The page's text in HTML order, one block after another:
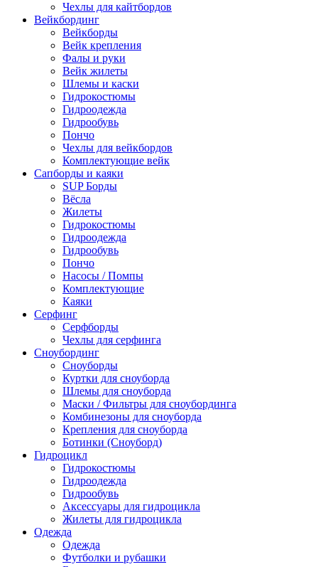
Чехлы для кайтбордов
Вейкбординг
Вейкборды
Вейк крепления
Фалы и руки
Вейк жилеты
Шлемы и каски
Гидрокостюмы
Гидроодежда
Гидрообувь
Пончо
Чехлы для вейкбордов
Комплектующие вейк
Сапборды и каяки
SUP Борды
Вёсла
Жилеты
Гидрокостюмы
Гидроодежда
Гидрообувь
Пончо
Насосы / Помпы
Комплектующие
Каяки
Серфинг
Серфборды
Чехлы для серфинга
Сноубординг
Сноуборды
Куртки для сноуборда
Шлемы для сноуборда
Маски / Фильтры для сноубординга
Комбинезоны для сноуборда
Крепления для сноуборда
Ботинки (Сноуборд)
Гидроцикл
Гидрокостюмы
Гидроодежда
Гидрообувь
Аксессуары для гидроцикла
Жилеты для гидроцикла
Одежда
Одежда
Футболки и рубашки